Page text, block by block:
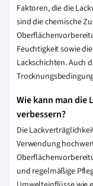
Faktoren, die die
sind die chemische
Feuchtigkeit sowie
Lackschichten. Auch
Wie kann man die
verbessern?
Die
Verwendung
und regelmäßige